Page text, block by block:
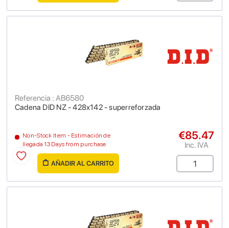
Cadena DID NZ - 428x142 - superreforzada
Referencia : AB6580
Non-Stock Item - Estimación de
llegada 13 Days from purchase
€85.47
Inc. IVA
AÑADIR AL CARRITO